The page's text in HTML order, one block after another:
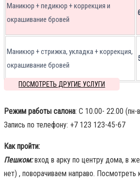
Маникюр + педикюр + коррекция и
окрашивание бровей
Маникюр + стрижка, укладка + коррекция,
окрашивание бровей
ПОСМОТРЕТЬ ДРУГИЕ УСЛУГИ
Режим работы салона: С 10.00- 22.00 (пн-
Запись по телефону: +7 123 123-45-67
Как пройти:
Пешком:вход в арку по центру дома, в
нет) , поворачиваем направо. Посмотреть